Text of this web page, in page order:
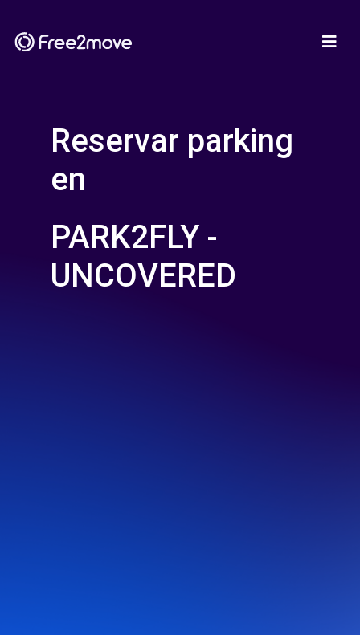
Reservar parking
en
PARK2FLY -
UNCOVERED